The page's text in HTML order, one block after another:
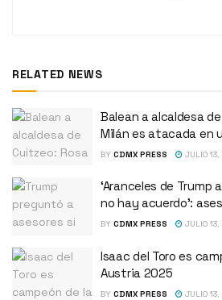
RELATED NEWS
Balean a alcaldesa
Milán es atacada en
BY CDMX PRESS JULIO 13,
‘Aranceles de Trump
no hay acuerdo’:
BY CDMX PRESS JULIO 13,
Isaac del Toro es
Austria 2025
BY CDMX PRESS JULIO 13,